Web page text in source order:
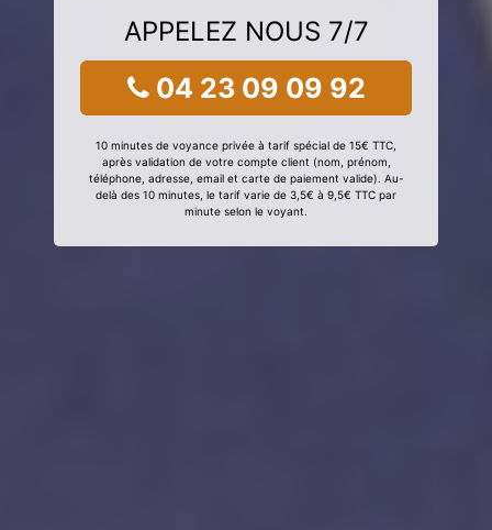
APPELEZ NOUS 7/7
04 23 09 09 92
10 minutes de voyance privée à tarif spécial de 15€ TTC,
après validation de votre compte client (nom, prénom,
téléphone, adresse, email et carte de paiement valide). Au-
delà des 10 minutes, le tarif varie de 3,5€ à 9,5€ TTC par
minute selon le voyant.